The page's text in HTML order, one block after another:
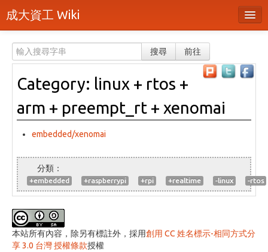
成大資工 Wiki
分類
隨機頁面
最近活動
上傳檔案
登入 / 註冊帳號
搜尋 前往
Category: linux + rtos +
arm + preempt_rt + xenomai
embedded/xenomai
+embedded +raspberrypi +rpi +realtime -linux -rtos
本站所有內容，除另有標註外，採用創用 CC 姓名標示-相同方式分
享 3.0 台灣 授權條款授權